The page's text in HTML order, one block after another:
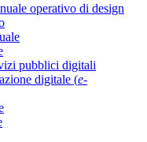
operativo di design
pubblici digitali
digitale (e-